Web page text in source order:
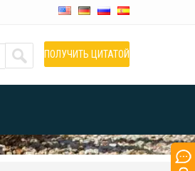
ПОЛУЧИТЬ ЦИТАТОЙ